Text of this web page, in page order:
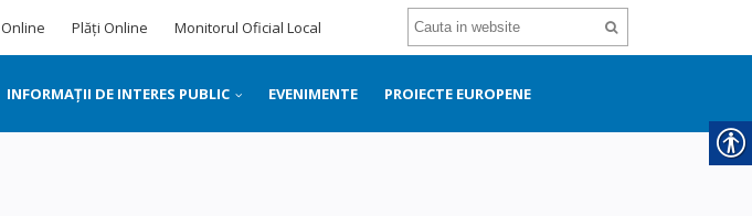
Plăți Online Monitorul Oficial Local
INFORMAȚII DE INTERES PUBLIC EVENIMENTE PROIECTE EUROPENE